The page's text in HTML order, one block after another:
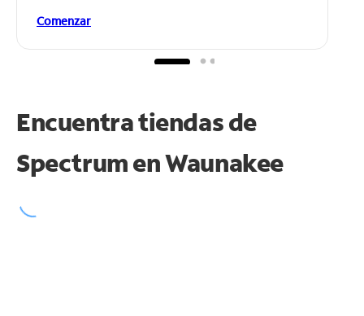
Comenzar
Encuentra tiendas de
Spectrum enWaunakee